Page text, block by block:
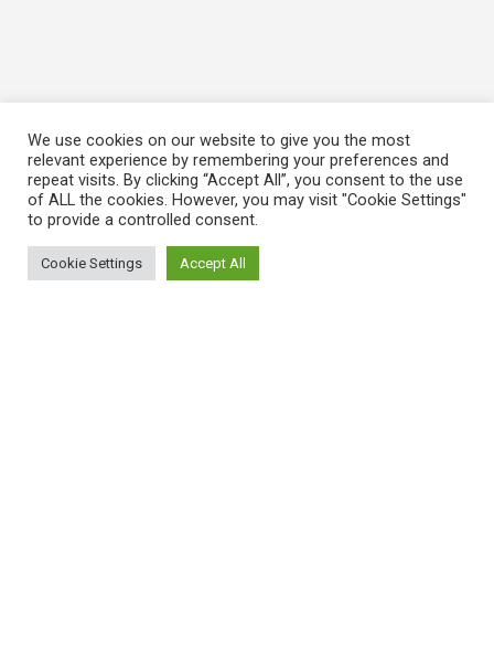
We use cookies on our website to give you the most
relevant experience by remembering your preferences and
repeat visits. By clicking “Accept All”, you consent to the use
of ALL the cookies. However, you may visit "Cookie Settings"
to provide a controlled consent.
Cookie Settings Accept All